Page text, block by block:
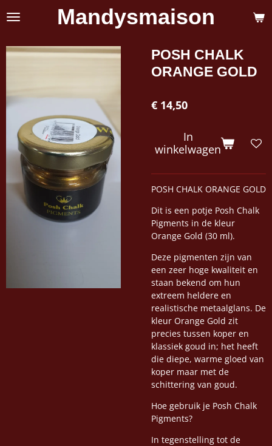
Ga
direct
de
Mandysmaison
POSH CHALK
ORANGE GOLD
€ 14,50
In
winkelwagen
POSH CHALK ORANGE GOLD
Dit is een potje Posh Chalk
Pigments in de kleur
Orange Gold (30 ml).
Deze pigmenten zijn van
een zeer hoge kwaliteit en
staan bekend om hun
extreem heldere en
realistische metaalglans. De
kleur Orange Gold zit
precies tussen koper en
klassiek goud in; het heeft
die diepe, warme gloed van
koper maar met de
schittering van goud.
Hoe gebruik je Posh Chalk
Pigments?
In tegenstelling tot de